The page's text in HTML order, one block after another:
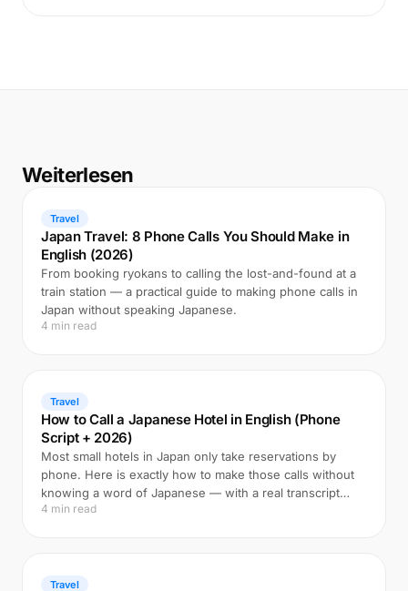
Weiterlesen
Travel
Japan Travel: 8 Phone Calls You Should Make in
English (2026)
From booking ryokans to calling the lost-and-found at a
train station — a practical guide to making phone calls in
Japan without speaking Japanese.
4 min read
Travel
How to Call a Japanese Hotel in English (Phone
Script + 2026)
Most small hotels in Japan only take reservations by
phone. Here is exactly how to make those calls without
knowing a word of Japanese — with a real transcript
example.
4 min read
Travel